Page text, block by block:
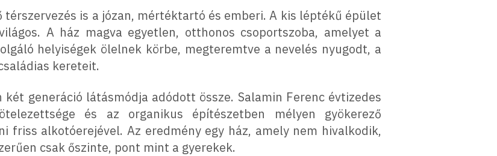
térszervezés is a józan, mértéktartó és emberi. A kis léptékű épület
A ház magva egyetlen, otthonos csoportszoba, amelyet a
helyiségek ölelnek körbe, megteremtve a nevelés nyugodt, a
kereteit.
generáció látásmódja adódott össze. Salamin Ferenc évtizedes
és az organikus építészetben mélyen gyökerező
friss alkotóerejével. Az eredmény egy ház, amely nem hivalkodik,
csak őszinte, pont mint a gyerekek.